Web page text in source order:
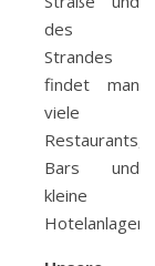
des
Strandes
findet man
viele
Restaurants,
Bars und
kleine
Hotelanlagen.